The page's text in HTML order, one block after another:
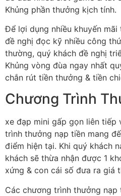
Khủng phần thưởng kịch tính.
Để lợi dụng nhiều khuyến
đề nghị đọc kỹ nhiều công
thường, quý khách đề nghị
Khủng vòng đùa ngay nhất
chắn rút tiền thưởng & tiền
Chương Trình
xe đạp mini gấp gọn liên tiếp
trình thưởng nạp tiền mang
điểm hiện tại. Khi quý khách
khách sẽ thừa nhận được 1
xứng & con cái số đưa ra giá
Các chương trình thưởng